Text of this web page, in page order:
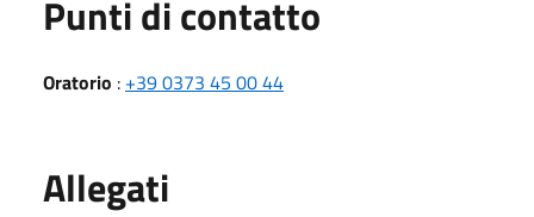
Punti di contatto
Oratorio : +39 0373 45 00 44
Allegati